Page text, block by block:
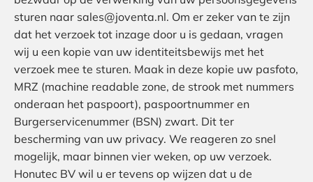
sturen naar sales@joventa.nl. Om er zeker van te zijn
dat het verzoek tot inzage door u is gedaan, vragen
wij u een kopie van uw identiteitsbewijs met het
verzoek mee te sturen. Maak in deze kopie uw pasfoto,
MRZ (machine readable zone, de strook met nummers
onderaan het paspoort), paspoortnummer en
Burgerservicenummer (BSN) zwart. Dit ter
bescherming van uw privacy. We reageren zo snel
mogelijk, maar binnen vier weken, op uw verzoek.
Honutec BV wil u er tevens op wijzen dat u de